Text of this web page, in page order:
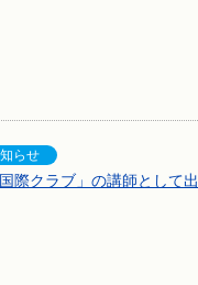
際クラブ」の講師として出